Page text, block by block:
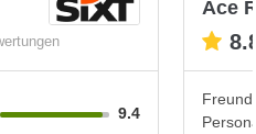
9.4
Ace